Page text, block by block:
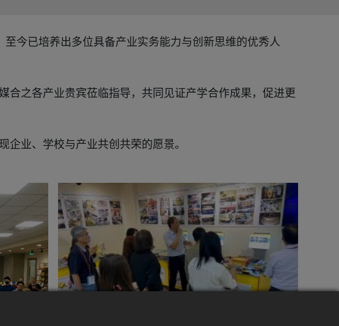
今已培养出多位具备产业实务能力与创新思维的优秀人
合之各产业贵宾莅临指导，共同见证产学合作成果，促进更
业、学校与产业共创共荣的愿景。